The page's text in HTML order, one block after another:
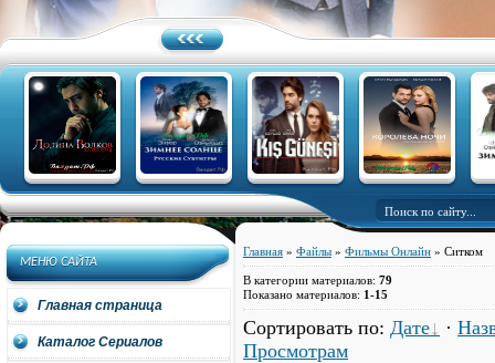
МЕНЮ САЙТА
Главная страница
Каталог Сериалов
Главная » Файлы » Фильмы Онлайн » Ситком
В категории материалов: 79
Показано материалов: 1-15
Сортировать по: Дате ·
Просмотрам